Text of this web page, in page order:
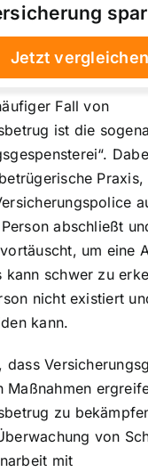
Jetzt vergleichen
Fall von
ist die
abschließt
um eine
kann schwer zu
nicht existiert
kann.
dass
Maßnahmen
zu
von
mit